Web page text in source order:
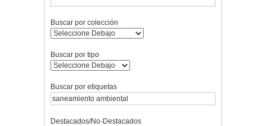
Buscar por colección
Buscar por tipo
Buscar por etiquetas
Destacados/No-Destacados